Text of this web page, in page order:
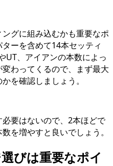
グに組み込むかも重要なポ
ーを含めて14本セッティ
UT、アイアンの本数によっ
わってくるので、まず最大
を確認しましょう。
要はないので、2本ほどで
を増やすと良いでしょう。
びは重要なポイ